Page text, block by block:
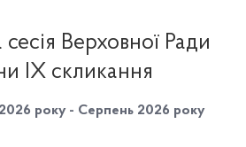
Верховної Ради
IX скликання
року - Серпень 2026 року